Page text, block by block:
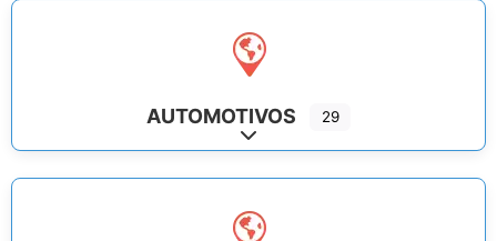
AUTOMOTIVOS 29
Expand sub-categories